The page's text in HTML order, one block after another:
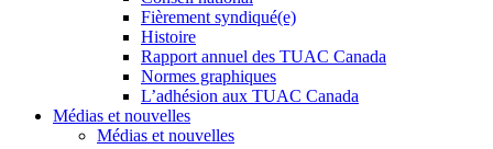
Fièrement syndiqué(e)
Histoire
Rapport annuel des TUAC Canada
Normes graphiques
L’adhésion aux TUAC Canada
Médias et nouvelles
Médias et nouvelles